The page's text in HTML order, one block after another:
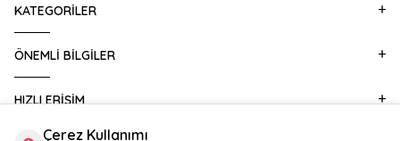
KATEGORILER
ÖNEMLI BILGILER
HIZLI ERIŞIM
Çerez Kullanımı